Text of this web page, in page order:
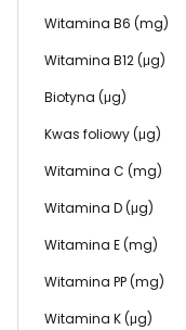
Witamina B6 (mg)
Witamina B12 (μg)
Biotyna (μg)
Kwas foliowy (μg)
Witamina C (mg)
Witamina D (μg)
Witamina E (mg)
Witamina PP (mg)
Witamina K (μg)